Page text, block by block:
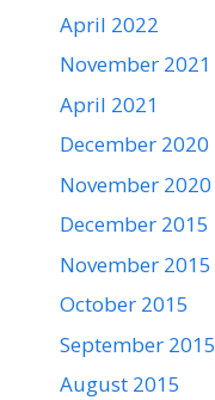
April 2022
November 2021
April 2021
December 2020
November 2020
December 2015
November 2015
October 2015
September 2015
August 2015